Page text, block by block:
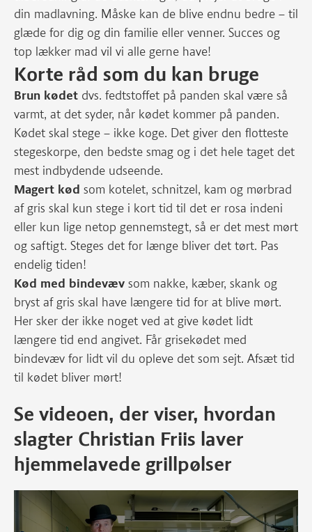
din madlavning. Måske kan de blive endnu bedre – til
glæde for dig og din familie eller venner. Succes og
top lækker mad vil vi alle gerne have!
Korte råd som du kan bruge
Brun kødet dvs. fedtstoffet på panden skal være så
varmt, at det syder, når kødet kommer på panden.
Kødet skal stege – ikke koge. Det giver den flotteste
stegeskorpe, den bedste smag og i det hele taget det
mest indbydende udseende.
Magert kød som kotelet, schnitzel, kam og mørbrad
af gris skal kun stege i kort tid til det er rosa indeni
eller kun lige netop gennemstegt, så er det mest mørt
og saftigt. Steges det for længe bliver det tørt. Pas
endelig tiden!
Kød med bindevæv som nakke, kæber, skank og
bryst af gris skal have længere tid for at blive mørt.
Her sker der ikke noget ved at give kødet lidt
længere tid end angivet. Får grisekødet med
bindevæv for lidt vil du opleve det som sejt. Afsæt tid
til kødet bliver mørt!
Se videoen, der viser, hvordan
slagter Christian Friis laver
hjemmelavede grillpølser